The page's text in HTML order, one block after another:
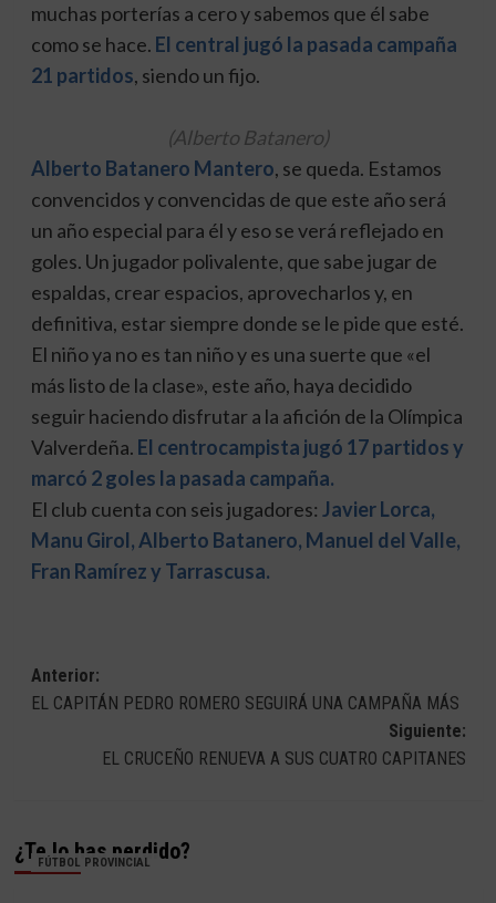
muchas porterías a cero y sabemos que él sabe
como se hace. El central jugó la pasada campaña
21 partidos, siendo un fijo.
(Alberto Batanero)
Alberto Batanero Mantero, se queda. Estamos
convencidos y convencidas de que este año será
un año especial para él y eso se verá reflejado en
goles. Un jugador polivalente, que sabe jugar de
espaldas, crear espacios, aprovecharlos y, en
definitiva, estar siempre donde se le pide que esté.
El niño ya no es tan niño y es una suerte que «el
más listo de la clase», este año, haya decidido
seguir haciendo disfrutar a la afición de la Olímpica
Valverdeña. El centrocampista jugó 17 partidos y
marcó 2 goles la pasada campaña.
El club cuenta con seis jugadores: Javier Lorca,
Manu Girol, Alberto Batanero, Manuel del Valle,
Fran Ramírez y Tarrascusa.
Navegación
de
entradas
Anterior:
EL CAPITÁN PEDRO ROMERO SEGUIRÁ UNA CAMPAÑA MÁS
Siguiente:
EL CRUCEÑO RENUEVA A SUS CUATRO CAPITANES
¿Te lo has perdido?
FÚTBOL PROVINCIAL